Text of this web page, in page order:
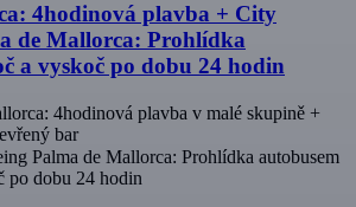
4hodinová plavba + City
de Mallorca: Prohlídka
a vyskoč po dobu 24 hodin
4hodinová plavba v malé skupině +
bar
Palma de Mallorca: Prohlídka autobusem
po dobu 24 hodin